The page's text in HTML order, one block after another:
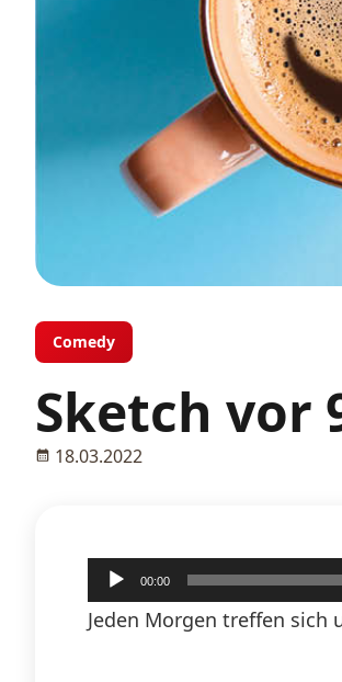
Comedy
Sketch vor
18.03.2022
Audio-
Player
00:00
Jeden Morgen treffen sich